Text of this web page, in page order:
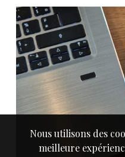
Nous utilisons des
meilleure